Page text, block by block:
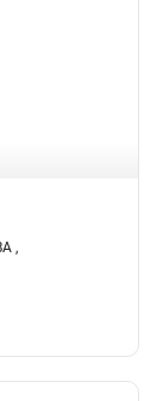
,